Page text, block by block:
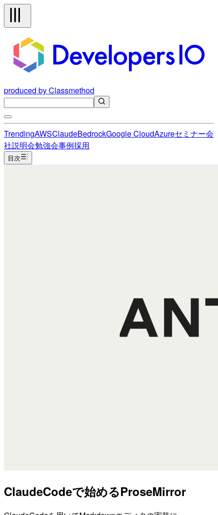
produced by Classmethod
TrendingAWSClaudeBedrockGoogle CloudAzureセミナー会
社説明会勉強会事例採用
目次
ClaudeCodeで始めるProseMirror